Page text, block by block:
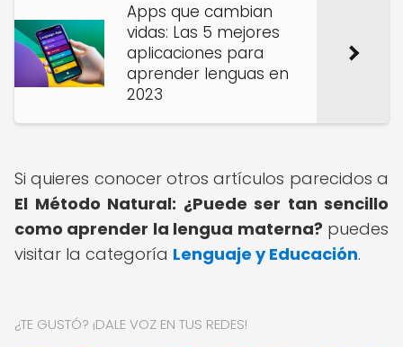
Apps que cambian
vidas: Las 5 mejores
aplicaciones para
aprender lenguas en
2023
Si quieres conocer otros artículos parecidos a
El Método Natural: ¿Puede ser tan sencillo
como aprender la lengua materna? puedes
visitar la categoría Lenguaje y Educación.
¿TE GUSTÓ? ¡DALE VOZ EN TUS REDES!